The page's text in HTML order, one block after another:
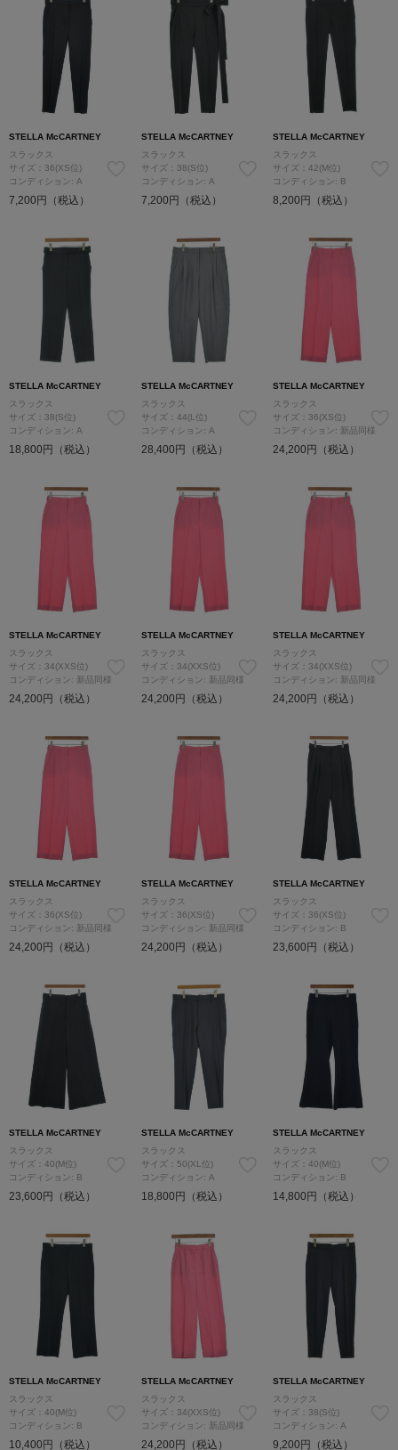
STELLA McCARTNEY
スラックス
サイズ：36(XS位)
コンディション: A
7,200円（税込）
STELLA McCARTNEY
スラックス
サイズ：38(S位)
コンディション: A
7,200円（税込）
STELLA McCARTNEY
スラックス
サイズ：42(M位)
コンディション: B
8,200円（税込）
STELLA McCARTNEY
スラックス
サイズ：38(S位)
コンディション: A
18,800円（税込）
STELLA McCARTNEY
スラックス
サイズ：44(L位)
コンディション: A
28,400円（税込）
STELLA McCARTNEY
スラックス
サイズ：36(XS位)
コンディション: 新品同様
24,200円（税込）
STELLA McCARTNEY
スラックス
サイズ：34(XXS位)
コンディション: 新品同様
24,200円（税込）
STELLA McCARTNEY
スラックス
サイズ：34(XXS位)
コンディション: 新品同様
24,200円（税込）
STELLA McCARTNEY
スラックス
サイズ：34(XXS位)
コンディション: 新品同様
24,200円（税込）
STELLA McCARTNEY
スラックス
サイズ：36(XS位)
コンディション: 新品同様
24,200円（税込）
STELLA McCARTNEY
スラックス
サイズ：36(XS位)
コンディション: 新品同様
24,200円（税込）
STELLA McCARTNEY
スラックス
サイズ：36(XS位)
コンディション: B
23,600円（税込）
STELLA McCARTNEY
スラックス
サイズ：40(M位)
コンディション: B
23,600円（税込）
STELLA McCARTNEY
スラックス
サイズ：50(XL位)
コンディション: A
18,800円（税込）
STELLA McCARTNEY
スラックス
サイズ：40(M位)
コンディション: B
14,800円（税込）
STELLA McCARTNEY
スラックス
サイズ：40(M位)
コンディション: B
10,400円（税込）
STELLA McCARTNEY
スラックス
サイズ：34(XXS位)
コンディション: 新品同様
24,200円（税込）
STELLA McCARTNEY
スラックス
サイズ：38(S位)
コンディション: A
9,200円（税込）